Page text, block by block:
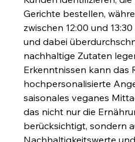
Gerichte bestellen,
zwischen 12:00 und
und dabei
nachhaltige Zutaten
Erkenntnissen kann das
hochpersonalisierte
saisonales veganes
das nicht nur die
berücksichtigt, sondern
Nachhaltigkeitswerte